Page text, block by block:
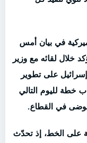
في بيان أمس
خلال لقائه مع وزير
على تطوير
خطة لليوم التالي
في القطاع.
على الخط، إذ تحدّث